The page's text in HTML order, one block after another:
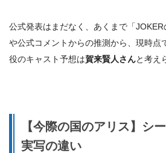
公式発表はまだなく、あくまで「
や公式コメントからの推測から、 現時点
役のキャスト予想は賀来賢人さんと考え
【今際の国のアリス】シ
実写の違い